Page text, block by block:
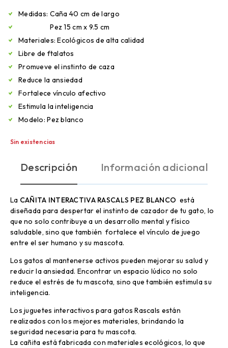
Medidas: Caña 40 cm de largo
Pez 15 cm x 9.5 cm
Materiales: Ecológicos de alta calidad
Libre de ftalatos
Promueve el instinto de caza
Reduce la ansiedad
Fortalece vínculo afectivo
Estimula la inteligencia
Modelo: Pez blanco
Sin existencias
Descripción Información adicional
La CAÑITA INTERACTIVA RASCALS PEZ BLANCO está
diseñada para despertar el instinto de cazador de tu gato, lo
que no solo contribuye a un desarrollo mental y físico
saludable, sino que también fortalece el vínculo de juego
entre el ser humano y su mascota.
Los gatos al mantenerse activos pueden mejorar su salud y
reducir la ansiedad. Encontrar un espacio lúdico no solo
reduce el estrés de tu mascota, sino que también estimula su
inteligencia.
Los juguetes interactivos para gatos Rascals están
realizados con los mejores materiales, brindando la
seguridad necesaria para tu mascota.
La cañita está fabricada con materiales ecológicos, lo que